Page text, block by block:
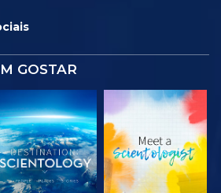
GOSTAR